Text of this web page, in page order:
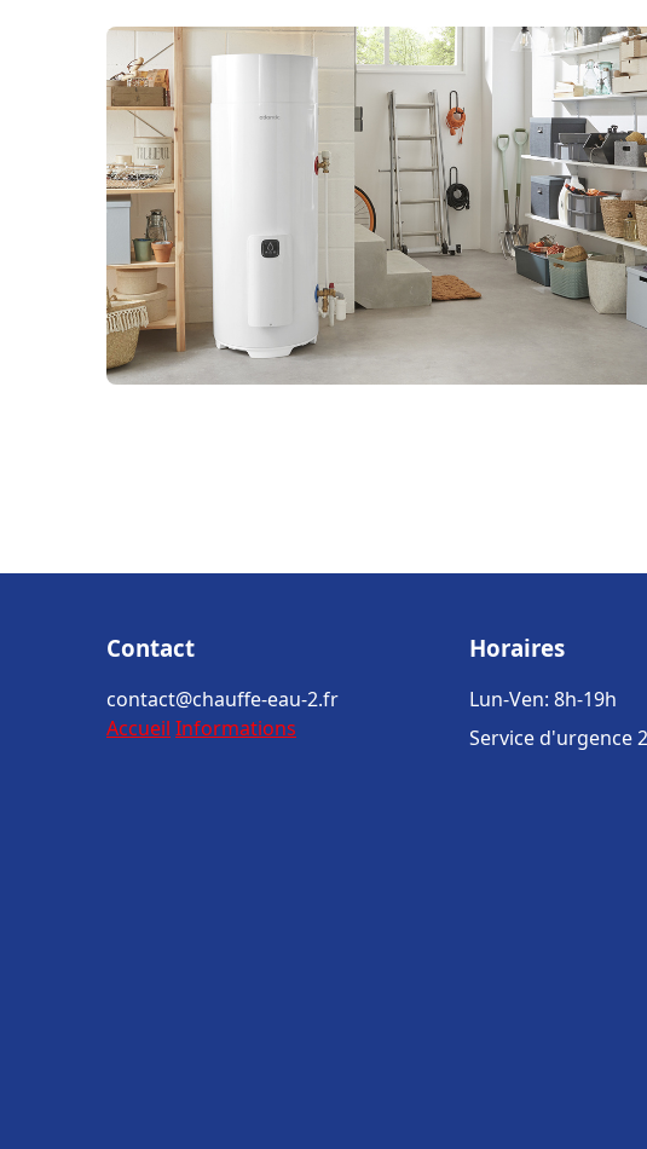
Contact
contact@chauffe-eau-2.fr
Accueil Informations
Horaires
Lun-Ven: 8h-19h
Service d'urgence